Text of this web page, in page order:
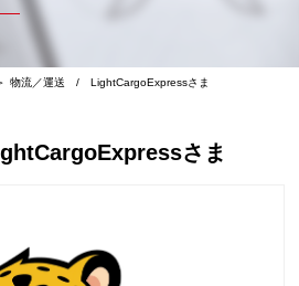
物流／運送 / LightCargoExpressさま
さま